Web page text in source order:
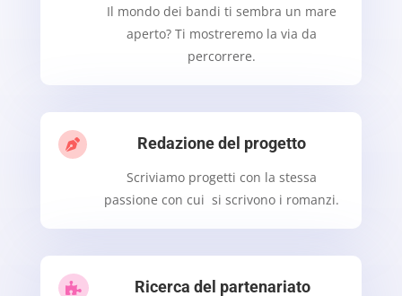
Il mondo dei bandi ti sembra un mare
aperto? Ti mostreremo la via da
percorrere.
 Redazione del progetto
Scriviamo progetti con la stessa
passione con cui si scrivono i romanzi.
 Ricerca del partenariato